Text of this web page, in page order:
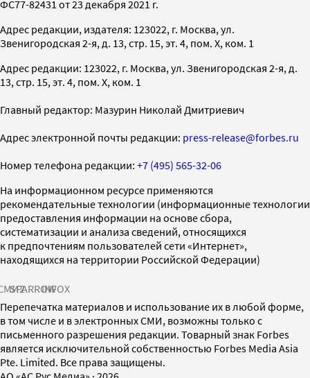
ФС77-82431 от 23 декабря 2021 г.
Адрес редакции, издателя: 123022, г. Москва, ул.
Звенигородская 2-я, д. 13, стр. 15, эт. 4, пом. X, ком. 1
Адрес редакции: 123022, г. Москва, ул. Звенигородская 2-я, д.
13, стр. 15, эт. 4, пом. X, ком. 1
Главный редактор: Мазурин Николай Дмитриевич
Адрес электронной почты редакции: press-release@forbes.ru
Номер телефона редакции: +7 (495) 565-32-06
На информационном ресурсе применяются
рекомендательные технологии (информационные технологии
предоставления информации на основе сбора,
систематизации и анализа сведений, относящихся
к предпочтениям пользователей сети «Интернет»,
находящихся на территории Российской Федерации)
SPARROWINFOX
Перепечатка материалов и использование их в любой форме,
в том числе и в электронных СМИ, возможны только с
письменного разрешения редакции. Товарный знак Forbes
является исключительной собственностью Forbes Media Asia
Pte. Limited. Все права защищены.